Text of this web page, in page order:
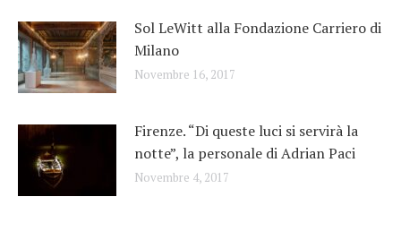
Sol LeWitt alla Fondazione Carriero di
Milano
Novembre 16, 2017
Firenze. “Di queste luci si servirà la
notte”, la personale di Adrian Paci
Novembre 4, 2017